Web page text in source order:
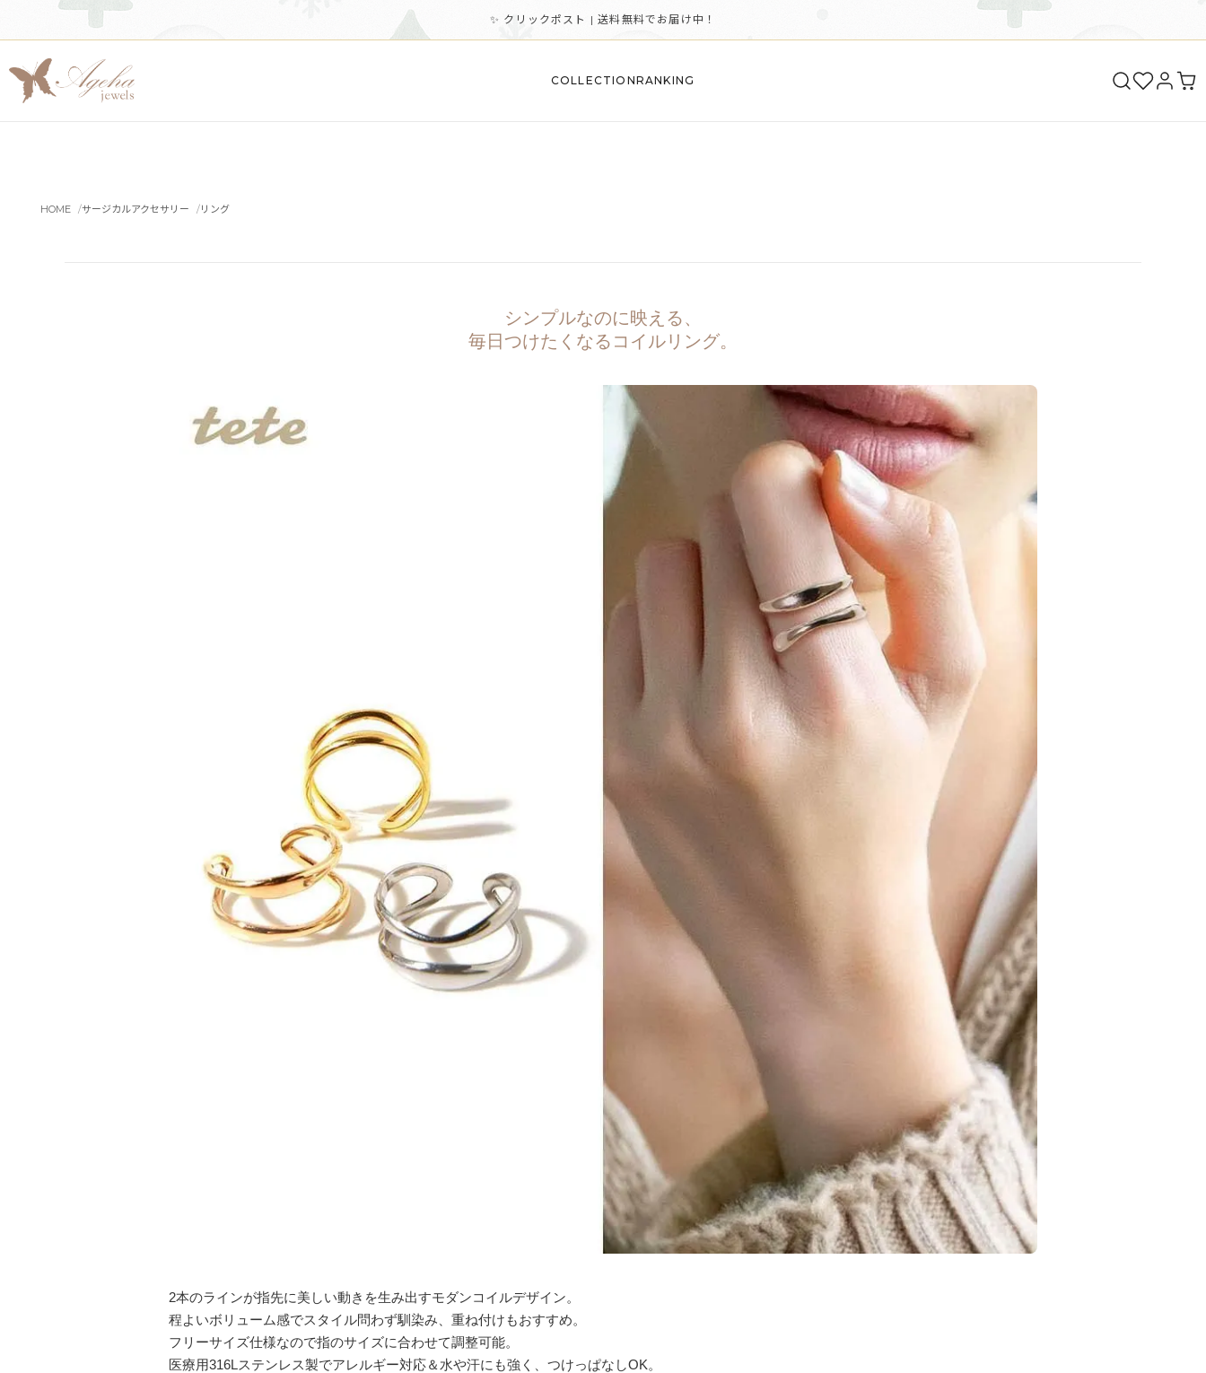
✨ クリックポスト | 送料無料でお届け中！
COLLECTIONRANKING
HOME サージカルアクセサリー リング
シンプルなのに映える、
毎日つけたくなるコイルリング。
2本のラインが指先に美しい動きを生み出すモダンコイルデザイン。
程よいボリューム感でスタイル問わず馴染み、重ね付けもおすすめ。
フリーサイズ仕様なので指のサイズに合わせて調整可能。
医療用316Lステンレス製でアレルギー対応＆水や汗にも強く、つけっぱなしOK。